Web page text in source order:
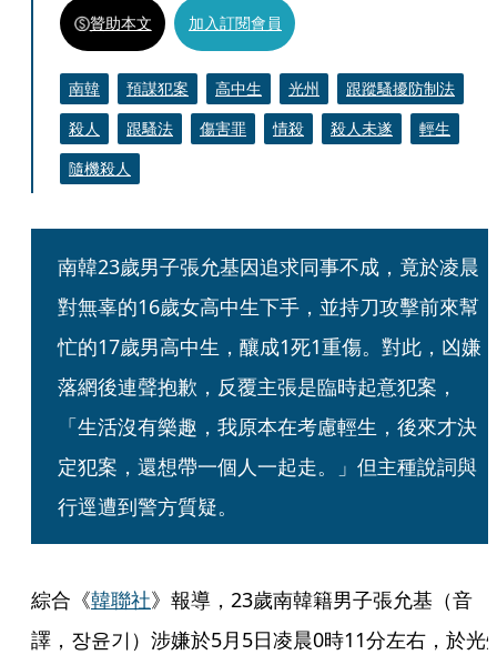
贊助本文 加入訂閱會員
南韓 預謀犯案 高中生 光州
跟蹤騷擾防制法
殺人
跟騷法 傷害罪 情殺 殺人未遂
輕生
隨機殺人
南韓23歲男子張允基因追求同事不成，竟於凌晨
對無辜的16歲女高中生下手，並持刀攻擊前來幫
忙的17歲男高中生，釀成1死1重傷。對此，凶嫌
落網後連聲抱歉，反覆主張是臨時起意犯案，
「生活沒有樂趣，我原本在考慮輕生，後來才決
定犯案，還想帶一個人一起走。」但主種說詞與
行逕遭到警方質疑。
綜合《韓聯社》報導，23歲南韓籍男子張允基（音
譯，장윤기）涉嫌於5月5日凌晨0時11分左右，於光